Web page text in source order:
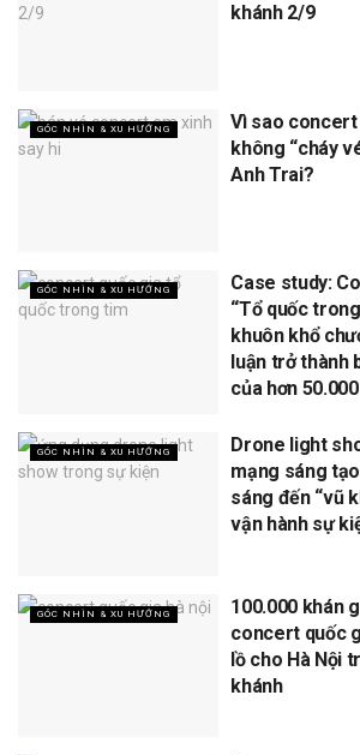
khánh 2/9
GÓC NHÌN & XU HƯỚNG
Vì sao concert
không “cháy
Anh Trai?
GÓC NHÌN & XU HƯỚNG
Case study:
“Tổ quốc
khuôn khổ
luận trở thành
của hơn
GÓC NHÌN & XU HƯỚNG
Drone light
mạng sáng
sáng đến “vũ
vận hành sự
GÓC NHÌN & XU HƯỚNG
100.000 khán
concert quốc
lồ cho Hà Nội
khánh